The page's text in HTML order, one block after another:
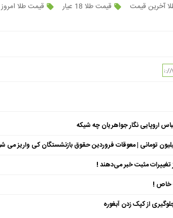
آخرین قیمت قیمت طلا 18 عیار قیمت طلا امروز
اروپایی نگار جواهریان چه شیکه
خاص !
از کپک زدن آبغوره